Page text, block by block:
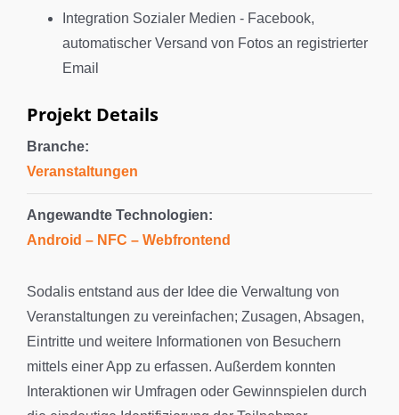
Integration Sozialer Medien - Facebook,
automatischer Versand von Fotos an registrierter
Email
Projekt Details
Branche:
Veranstaltungen
Angewandte Technologien:
Android – NFC – Webfrontend
Sodalis entstand aus der Idee die Verwaltung von
Veranstaltungen zu vereinfachen; Zusagen, Absagen,
Eintritte und weitere Informationen von Besuchern
mittels einer App zu erfassen. Außerdem konnten
Interaktionen wir Umfragen oder Gewinnspielen durch